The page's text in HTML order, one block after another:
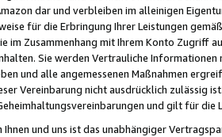
dar und verbleiben im alleinigen
für die Erbringung Ihrer Leistungen
im Zusammenhang mit Ihrem Konto
Sie werden Vertrauliche
und alle angemessenen Maßnahmen
Vereinbarung nicht ausdrücklich zulässig
und gilt für die
Ihnen und uns ist das unabhängiger